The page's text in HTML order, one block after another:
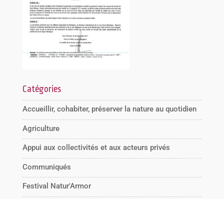
Catégories
Accueillir, cohabiter, préserver la nature au quotidien
Agriculture
Appui aux collectivités et aux acteurs privés
Communiqués
Festival Natur'Armor